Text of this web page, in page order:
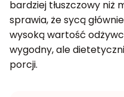
bardziej tłuszczowy niż
sprawia, że sycą
wysoką wartość
wygodny, ale
porcji.